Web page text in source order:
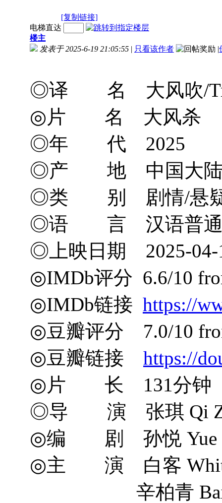
[复制链接]
电梯直达
楼主
发表于 2025-6-19 21:05:55 | 只看该作者 |
◎译 名 大风吹/
◎片 名 大风杀
◎年 代 2025
◎产 地 中国大
◎类 别 剧情/悬疑
◎语 言 汉语普通
◎上映日期 2025-04-
◎IMDb评分 6.6/10
◎IMDb链接 https://
◎豆瓣评分 7.0/10
◎豆瓣链接 https://
◎片 长 131分钟
◎导 演 张琪 Qi
◎编 剧 孙悦 Yue
◎主 演 白客
辛柏青